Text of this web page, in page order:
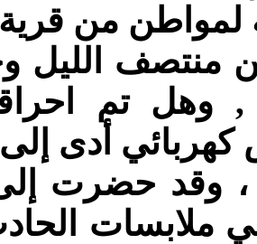
لمواطن من
منتصف الليل
تم
، وقد حضرت
ملابسات